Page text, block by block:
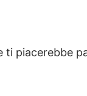
ti piacerebbe